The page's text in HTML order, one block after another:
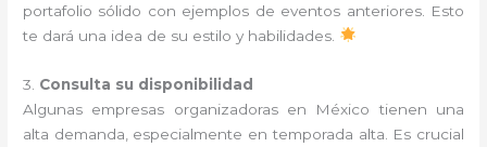
portafolio sólido con ejemplos de eventos anteriores. Esto
te dará una idea de su estilo y habilidades.
3. Consulta su disponibilidad
Algunas empresas organizadoras en México tienen una
alta demanda, especialmente en temporada alta. Es crucial